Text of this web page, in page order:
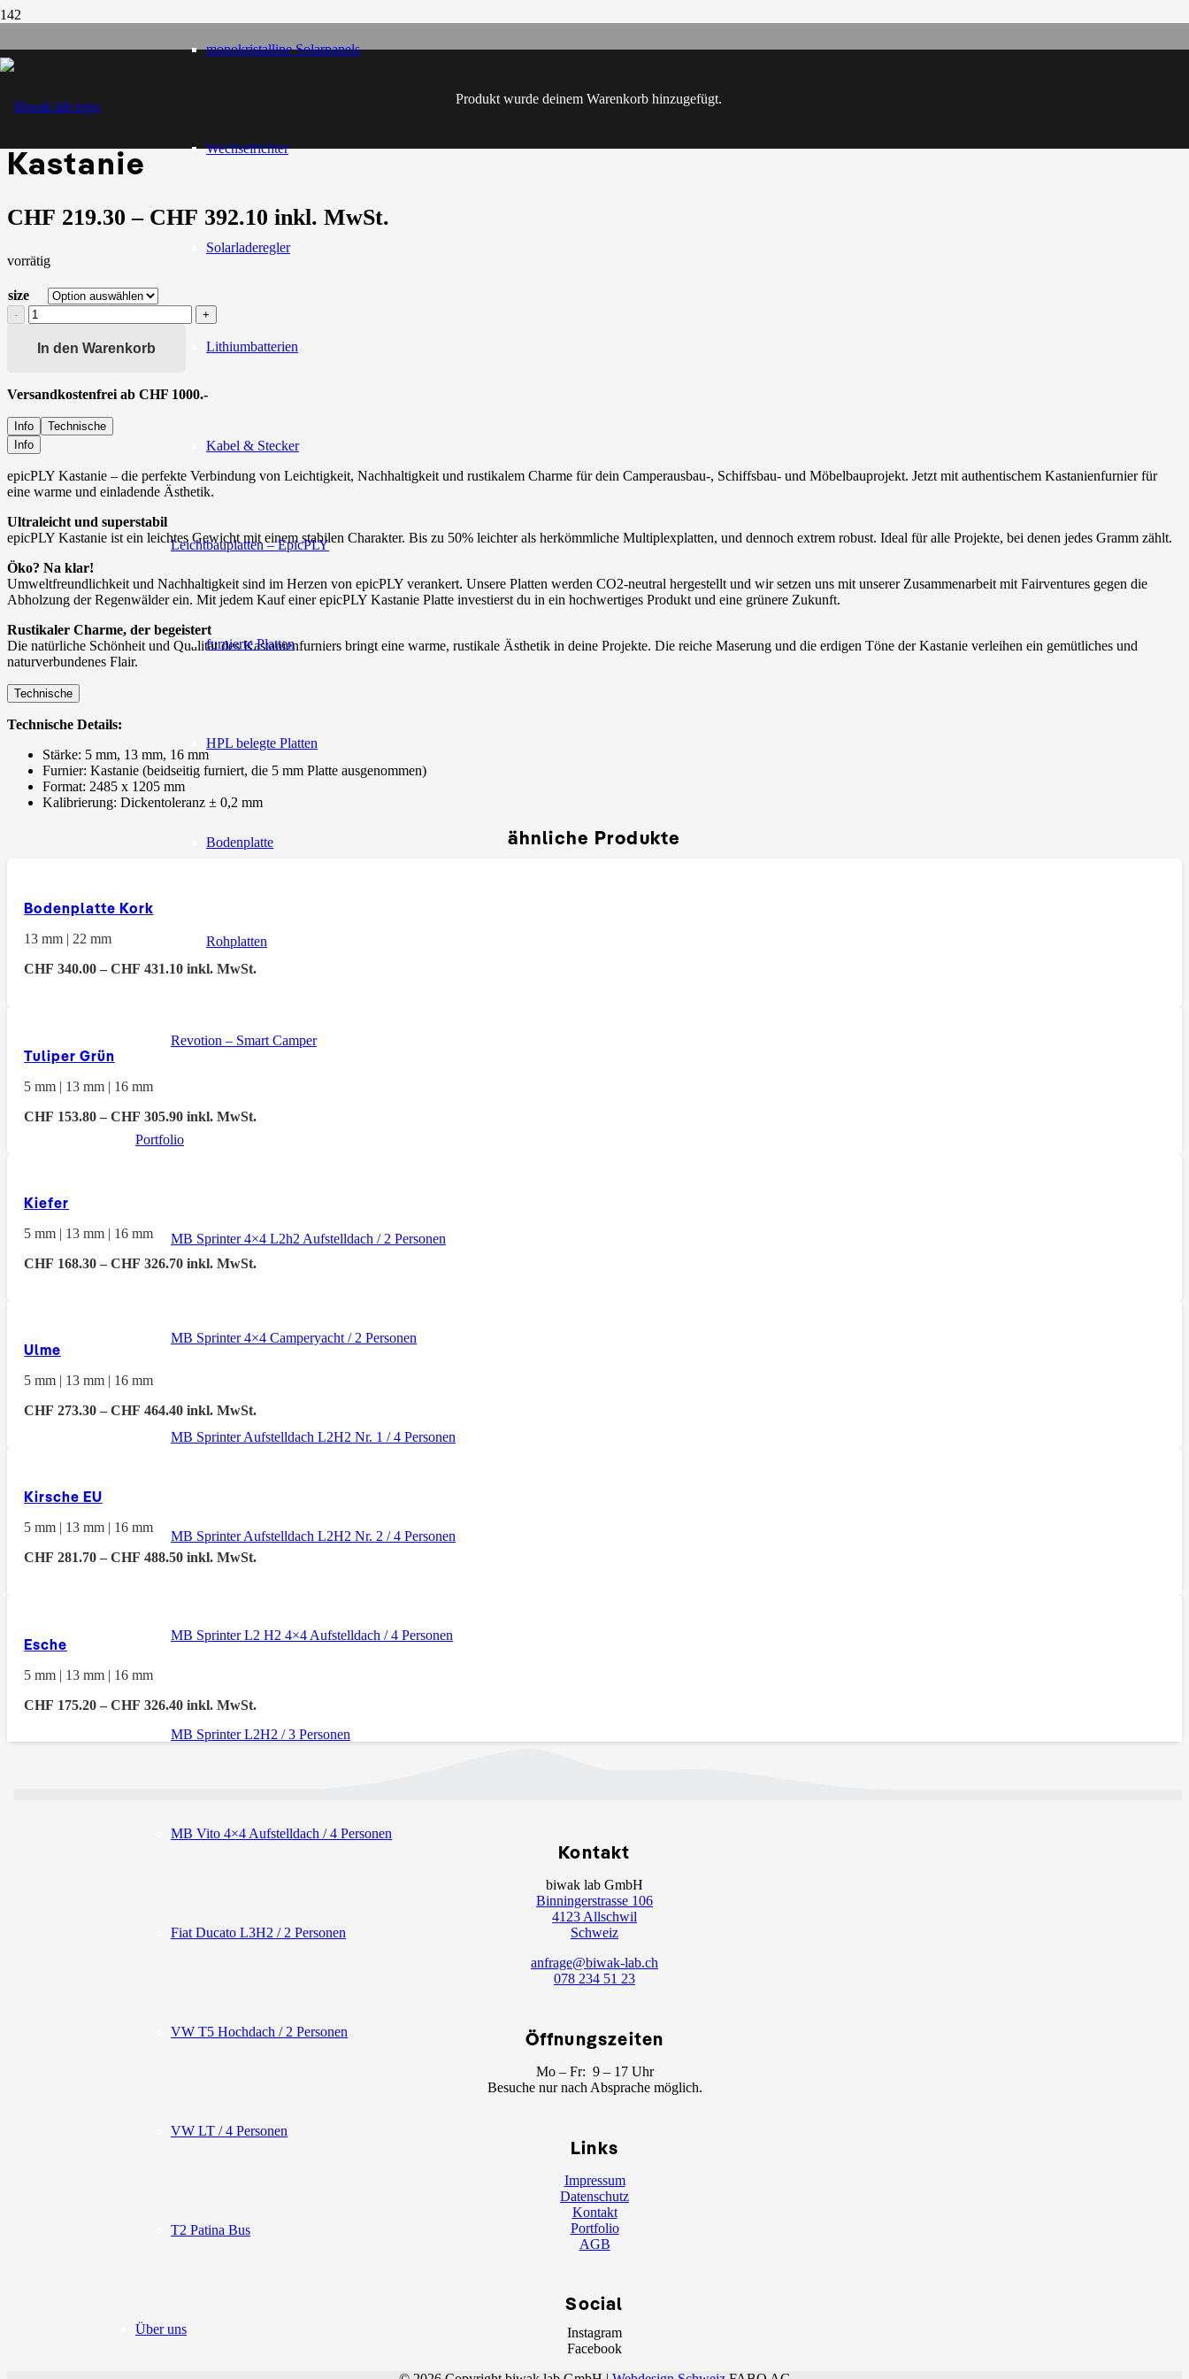
monokristalline Solarpanels
Wechselrichter
Solarladeregler
Lithiumbatterien
Kabel & Stecker
Leichtbauplatten – EpicPLY
furnierte Platten
HPL belegte Platten
Bodenplatte
Rohplatten
Revotion – Smart Camper
Portfolio
MB Sprinter 4×4 L2h2 Aufstelldach / 2 Personen
MB Sprinter 4×4 Camperyacht / 2 Personen
MB Sprinter Aufstelldach L2H2 Nr. 1 / 4 Personen
MB Sprinter Aufstelldach L2H2 Nr. 2 / 4 Personen
MB Sprinter L2 H2 4×4 Aufstelldach / 4 Personen
MB Sprinter L2H2 / 3 Personen
MB Vito 4×4 Aufstelldach / 4 Personen
Fiat Ducato L3H2 / 2 Personen
VW T5 Hochdach / 2 Personen
VW LT / 4 Personen
T2 Patina Bus
Über uns
Produkt wurde deinem Warenkorb hinzugefügt.
Shop
/
Leichtbauplatten - EpicPLY
Kastanie
Kastanie
CHF 219.30 – CHF 392.10 Preisspanne:
CHF 219.30
inkl. MwSt.
vorrätig
size
Kastanie
Menge
In den Warenkorb
Versandkostenfrei ab CHF 1000.-
Info
Technische
Info
epicPLY Kastanie – die perfekte Verbindung von Leichtigkeit, Nachhaltigkeit und rustikalem Charme für dein Camperausbau-, Schiffsbau- und Möbelbauprojekt. Jetzt mit authentischem Kastanienfurnier für
eine warme und einladende Ästhetik.
Ultraleicht und superstabil
epicPLY Kastanie ist ein leichtes Gewicht mit einem stabilen Charakter. Bis zu 50% leichter als herkömmliche Multiplexplatten, und dennoch extrem robust. Ideal für alle Projekte, bei denen jedes Gramm zählt.
Öko? Na klar!
Umweltfreundlichkeit und Nachhaltigkeit sind im Herzen von epicPLY verankert. Unsere Platten werden CO2-neutral hergestellt und wir setzen uns mit unserer Zusammenarbeit mit Fairventures gegen die
Abholzung der Regenwälder ein. Mit jedem Kauf einer epicPLY Kastanie Platte investierst du in ein hochwertiges Produkt und eine grünere Zukunft.
Rustikaler Charme, der begeistert
Die natürliche Schönheit und Qualität des Kastanienfurniers bringt eine warme, rustikale Ästhetik in deine Projekte. Die reiche Maserung und die erdigen Töne der Kastanie verleihen ein gemütliches und
naturverbundenes Flair.
Technische
Technische Details:
Stärke: 5 mm, 13 mm, 16 mm
Furnier: Kastanie (beidseitig furniert, die 5 mm Platte ausgenommen)
Format: 2485 x 1205 mm
Kalibrierung: Dickentoleranz ± 0,2 mm
ähnliche Produkte
Bodenplatte Kork
13 mm | 22 mm
CHF 340.00 –CHF 431.10Preisspanne:
inkl. MwSt.
Tuliper Grün
5 mm | 13 mm | 16 mm
CHF 153.80 –CHF 305.90Preisspanne:
bis
inkl. MwSt.
Kiefer
5 mm | 13 mm | 16 mm
CHF 168.30 –CHF 326.70Preisspanne:
inkl. MwSt.
Ulme
5 mm | 13 mm | 16 mm
CHF 273.30 –CHF 464.40Preisspanne:
bis
inkl. MwSt.
Kirsche EU
5 mm | 13 mm | 16 mm
CHF 281.70 –CHF 488.50Preisspanne:
inkl. MwSt.
Esche
5 mm | 13 mm | 16 mm
CHF 175.20 –CHF 326.40Preisspanne:
bis
inkl. MwSt.
Kontakt
biwak lab GmbH
Binningerstrasse 106
4123 Allschwil
Schweiz
anfrage@biwak-lab.ch
078 234 51 23
Öffnungszeiten
Mo – Fr: 9 – 17 Uhr
Besuche nur nach Absprache möglich.
Links
Impressum
Datenschutz
Kontakt
Portfolio
AGB
Social
Instagram
Facebook